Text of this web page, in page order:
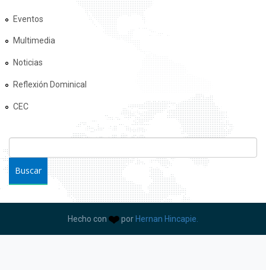
Eventos
Multimedia
Noticias
Reflexión Dominical
CEC
FORMULARIO DE BÚSQUEDA
Hecho con por Hernan Hincapie.